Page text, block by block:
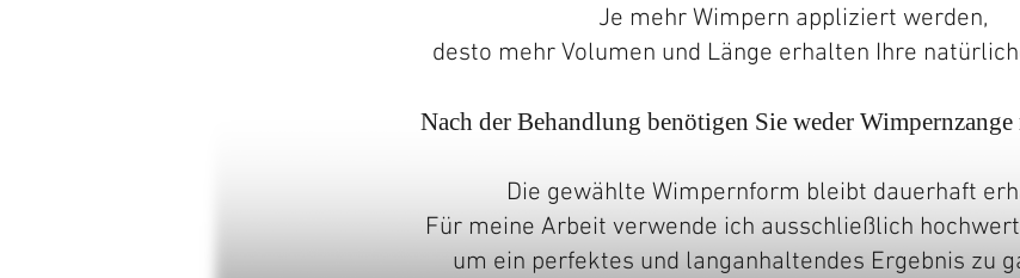
Je mehr Wimpern appliziert werden,
desto mehr Volumen und Länge erhalten Ihre
Nach der Behandlung benötigen Sie weder Wimpernzange
Die gewählte Wimpernform bleibt dauerhaft
Für meine Arbeit verwende ich ausschließlich
um ein perfektes und langanhaltendes Ergebnis zu